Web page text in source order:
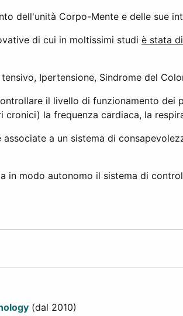
dell'unità Corpo-Mente e delle sue
di cui in moltissimi studi è stata
Ipertensione, Sindrome del
il livello di funzionamento dei
la frequenza cardiaca, la
a un sistema di
in modo autonomo il sistema di
(dal 2010)